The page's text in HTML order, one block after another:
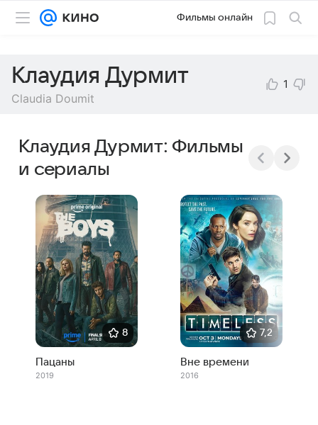
Фильмы онлайн
Клаудия Дурмит
Claudia Doumit
1
Клаудия Дурмит: Фильмы
и сериалы
8
Пацаны
2019
7,2
Вне времени
2016